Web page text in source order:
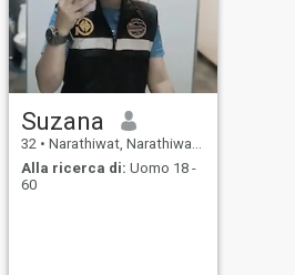
Suzana
32 • Narathiwat, Narathiwat, Thailandia
Alla ricerca di: Uomo 18 -
60